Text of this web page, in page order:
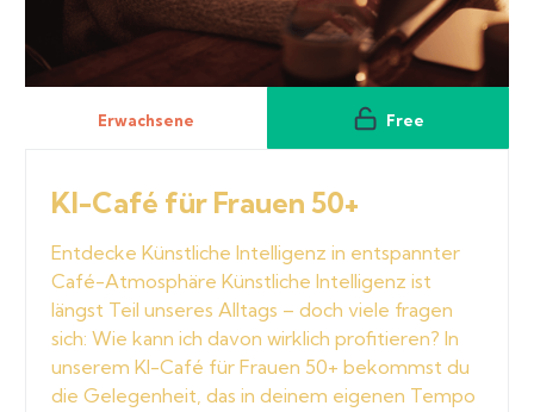
Erwachsene Free
KI-Café für Frauen 50+
Entdecke Künstliche Intelligenz in entspannter
Café-Atmosphäre Künstliche Intelligenz ist
längst Teil unseres Alltags – doch viele fragen
sich: Wie kann ich davon wirklich profitieren? In
unserem KI-Café für Frauen 50+ bekommst du
die Gelegenheit, das in deinem eigenen Tempo